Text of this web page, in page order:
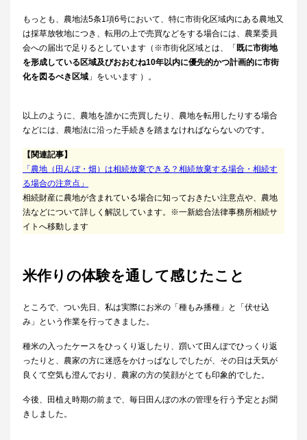
もっとも、農地法5条1項6号において、特に市街化区域内にある農地又
は採草放牧地につき、転用の上で売買などをする場合には、農業委員
会への届出で足りるとしています（※市街化区域とは、「 既に市街地
を形成している区域及びおおむね10年以内に優先的かつ計画的に市街
化を図るべき区域 」をいいます ）。
以上のように、農地を誰かに売買したり、農地を転用したりする場合
などには、農地法に沿った手続きを踏まなければならないのです。
【関連記事】
「農地（田んぼ・畑）は相続放棄できる？相続放棄する場合・相続す
る場合の注意点」
相続財産に農地が含まれている場合に知っておきたい注意点や、農地
法などについて詳しく解説しています。※一新総合法律事務所相続サ
イトへ移動します
米作りの体験を通して感じたこと
ところで、つい先日、私は実際にお米の「種もみ播種」と「伏せ込
み」という作業を行ってきました。
種米の入ったケースをひっくり返したり、躓いて田んぼでひっくり返
ったりと、農家の方に迷惑をかけっぱなしでしたが、その日は天気が
良くて空気も澄んでおり、農家の方の笑顔がとても印象的でした。
今後、田植え時期の前まで、毎日田んぼの水の管理を行う予定とお聞
きしました。